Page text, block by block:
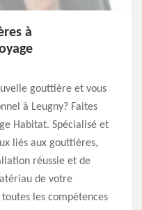
à
gouttière et vous
à Leugny? Faites
Habitat. Spécialisé et
liés aux gouttières,
réussie et de
de votre
les compétences